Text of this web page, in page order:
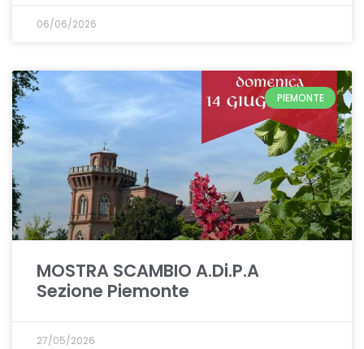
06/06/2026
PIEMONTE
MOSTRA SCAMBIO A.Di.P.A
Sezione Piemonte
27/05/2026